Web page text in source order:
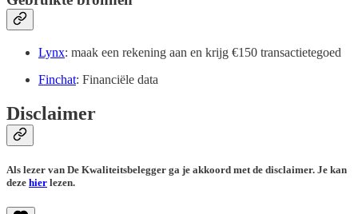
Lynx: maak een rekening aan en krijg €150 transactietegoed
Finchat: Financiële data
Disclaimer
Als lezer van De Kwaliteitsbelegger ga je akkoord met de disclaimer. Je kan
deze hier lezen.